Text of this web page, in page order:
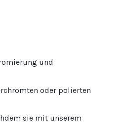
und
oder polierten
sie mit unserem